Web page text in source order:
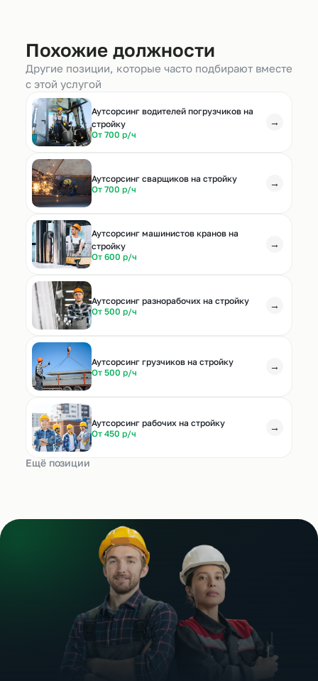
Похожие должности
Другие позиции, которые часто подбирают вместе
с этой услугой
Аутсорсинг водителей погрузчиков на
стройку
От 700 р/ч
→
Аутсорсинг сварщиков на стройку
От 700 р/ч
→
Аутсорсинг машинистов кранов на
стройку
От 600 р/ч
→
Аутсорсинг разнорабочих на стройку
От 500 р/ч
→
Аутсорсинг грузчиков на стройку
От 500 р/ч
→
Аутсорсинг рабочих на стройку
От 450 р/ч
→
Ещё позиции